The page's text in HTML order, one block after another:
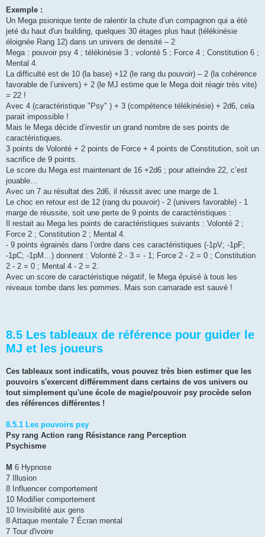
Exemple :
Un Mega psionique tente de ralentir la chute d’un compagnon qui a été
jeté du haut d'un building, quelques 30 étages plus haut (télékinésie
éloignée Rang 12) dans un univers de densité – 2
Mega : pouvoir psy 4 ; télékinésie 3 ; volonté 5 ; Force 4 ; Constitution 6 ;
Mental 4.
La difficulté est de 10 (la base) +12 (le rang du pouvoir) – 2 (la cohérence
favorable de l’univers) + 2 (le MJ estime que le Mega doit réagir très vite)
= 22 !
Avec 4 (caractéristique "Psy" ) + 3 (compétence télékinésie) + 2d6, cela
parait impossible !
Mais le Mega décide d’investir un grand nombre de ses points de
caractéristiques.
3 points de Volonté + 2 points de Force + 4 points de Constitution, soit un
sacrifice de 9 points.
Le score du Mega est maintenant de 16 +2d6 ; pour atteindre 22, c’est
jouable…
Avec un 7 au résultat des 2d6, il réussit avec une marge de 1.
Le choc en retour est de 12 (rang du pouvoir) - 2 (univers favorable) - 1
marge de réussite, soit une perte de 9 points de caractéristiques :
Il restait au Mega les points de caractéristiques suivants : Volonté 2 ;
Force 2 ; Constitution 2 ; Mental 4.
- 9 points égrainés dans l’ordre dans ces caractéristiques (-1pV; -1pF;
-1pC; -1pM…) donnent : Volonté 2 - 3 = - 1; Force 2 - 2 = 0 ; Constitution
2 - 2 = 0 ; Mental 4 - 2 = 2.
Avec un score de caractéristique négatif, le Mega épuisé à tous les
niveaux tombe dans les pommes. Mais son camarade est sauvé !
8.5 Les tableaux de référence pour guider le
MJ et les joueurs
Ces tableaux sont indicatifs, vous pouvez très bien estimer que les
pouvoirs s'exercent différemment dans certains de vos univers ou
tout simplement qu'une école de magie/pouvoir psy procède selon
des références différentes !
8.5.1 Les pouvoirs psy
Psy rang Action rang Résistance rang Perception
Psychisme
M 6 Hypnose
7 Illusion
8 Influencer comportement
10 Modifier comportement
10 Invisibilité aux gens
8 Attaque mentale 7 Écran mental
7 Tour d'ivoire